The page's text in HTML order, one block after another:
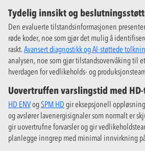
Tydelig innsikt og
Den evaluerte tilstandsinformasjonen
røde koder, noe som gjør det mulig å
raskt.Avansert diagnostikk og AI-støttede
analysen, noe som gjør tilstandsovervåking til
hverdagen for vedlikeholds- og
Uovertruffen varslingstid med
HD ENVogSPM HD gir eksepsjonell
og avslører lavenergisignaler som normalt er
gir uovertrufne forvarsler og gir
planlegge inngrep med minimal innvirkning